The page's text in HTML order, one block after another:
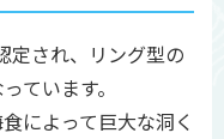
定され、リング型の
ています。
によって巨大な洞く